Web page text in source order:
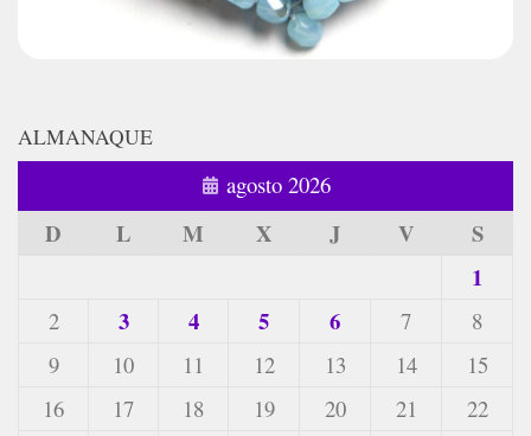
ALMANAQUE
agosto 2026
D L M X J V
S
1
2 3 4 5 6 7
8
9
10 11 12 13 14
15
16
17 18 19 20 21
22